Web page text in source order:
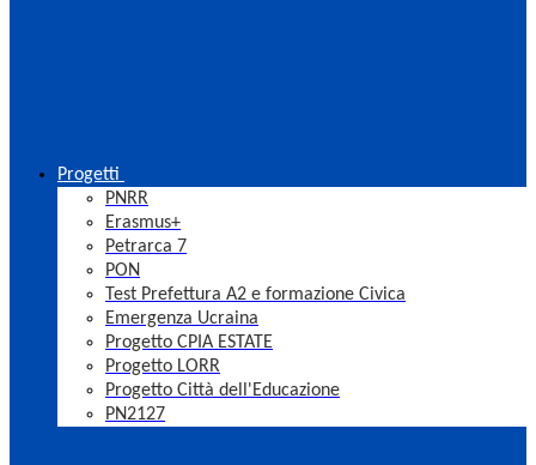
Progetti
PNRR
Erasmus+
Petrarca 7
PON
Test Prefettura A2 e formazione Civica
Emergenza Ucraina
Progetto CPIA ESTATE
Progetto LORR
Progetto Città dell'Educazione
PN2127